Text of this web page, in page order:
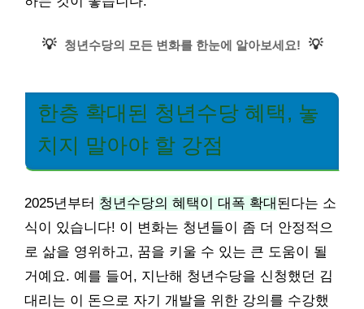
💡 청년수당의 모든 변화를 한눈에 알아보세요! 💡
한층 확대된 청년수당 혜택, 놓
치지 말아야 할 강점
2025년부터 청년수당의 혜택이 대폭 확대된다는 소
식이 있습니다! 이 변화는 청년들이 좀 더 안정적으
로 삶을 영위하고, 꿈을 키울 수 있는 큰 도움이 될
거예요. 예를 들어, 지난해 청년수당을 신청했던 김
대리는 이 돈으로 자기 개발을 위한 강의를 수강했